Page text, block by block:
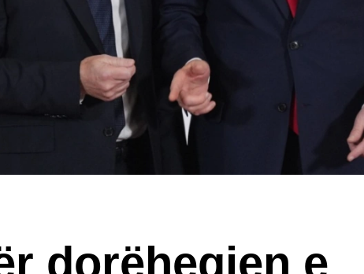
dorëheqjen e